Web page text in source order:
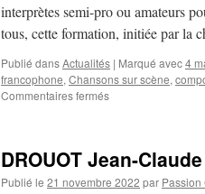
interprètes semi-pro ou amateurs
tous, cette formation, initiée par la
Publié dansActualités | Marqué avec4
francophone, Chansons sur scène,
Commentaires ferméssur
en
Suisse
DROUOT Jean-Claude
Publié le 21 novembre 2022 par Passion